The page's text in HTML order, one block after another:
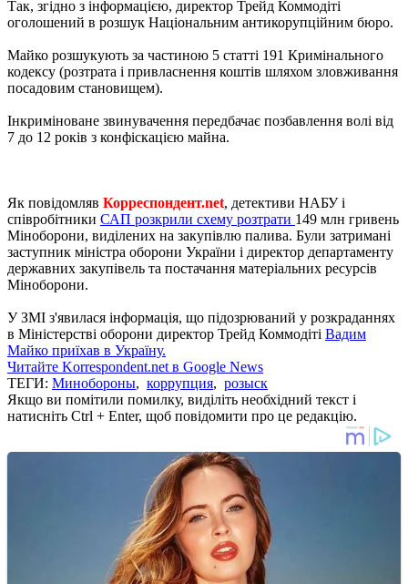
Так, згідно з інформацією, директор Трейд Коммодіті
оголошений в розшук Національним антикорупційним бюро.
Майко розшукують за частиною 5 статті 191 Кримінального
кодексу (розтрата і привласнення коштів шляхом зловживання
посадовим становищем).
Інкриміноване звинувачення передбачає позбавлення волі від
7 до 12 років з конфіскацією майна.
Як повідомляв Корреспондент.net, детективи НАБУ і
співробітники САП розкрили схему розтрати 149 млн гривень
Міноборони, виділених на закупівлю палива. Були затримані
заступник міністра оборони України і директор департаменту
державних закупівель та постачання матеріальних ресурсів
Міноборони.
У ЗМІ з'явилася інформація, що підозрюваний у розкраданнях
в Міністерстві оборони директор Трейд Коммодіті Вадим
Майко приїхав в Україну.
Читайте Korrespondent.net в Google News
ТЕГИ: Минобороны, коррупция, розыск
Якщо ви помітили помилку, виділіть необхідний текст і
натисніть Ctrl + Enter, щоб повідомити про це редакцію.